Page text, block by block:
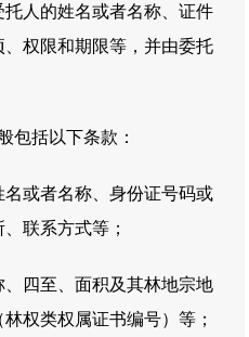
人的姓名或者名称、证件
权限和期限等，并由委托
包括以下条款：
名或者名称、身份证号码或
联系方式等；
、四至、面积及其林地宗地
权类权属证书编号）等；